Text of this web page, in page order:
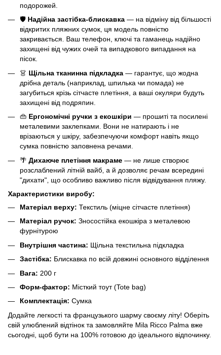
подорожей.
🛡️ Надійна застібка-блискавка — на відміну від більшості
відкритих пляжних сумок, ця модель повністю
закривається. Ваш телефон, ключі та гаманець надійно
захищені від чужих очей та випадкового випадання на
пісок.
👗 Щільна тканинна підкладка — гарантує, що жодна
дрібна деталь (наприклад, шпилька чи помада) не
загубиться крізь сітчасте плетіння, а ваші окуляри будуть
захищені від подряпин.
👜 Ергономічні ручки з екошкіри — прошиті та посилені
металевими заклепками. Вони не натирають і не
врізаються у шкіру, забезпечуючи комфорт навіть якщо
сумка повністю заповнена речами.
🌴 Дихаюче плетіння макраме — не лише створює
розслаблений літній вайб, а й дозволяє речам всередині
"дихати", що особливо важливо після відвідування пляжу.
Характеристики виробу:
Матеріал верху: Текстиль (міцне сітчасте плетіння)
Матеріал ручок: Зносостійка екошкіра з металевою
фурнітурою
Внутрішня частина: Щільна текстильна підкладка
Застібка: Блискавка по всій довжині основного відділення
Вага: 200 г
Форм-фактор: Місткий тоут (Tote bag)
Комплектація: Сумка
Додайте легкості та французького шарму своєму літу! Оберіть
свій улюблений відтінок та замовляйте Mila Ricco Palma вже
сьогодні, щоб бути на 100% готовою до ідеального відпочинку.